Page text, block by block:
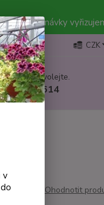
Objednávky
CZK
rady? Zavolejte.
223 614
Ohodnotit
v